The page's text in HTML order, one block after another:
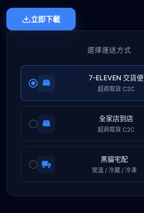
立即下載
選擇運送方式
7-ELEVEN 交貨便
超商取貨 C2C
全家店到店
超商取貨 C2C
黑貓宅配
常溫 / 冷藏 / 冷凍